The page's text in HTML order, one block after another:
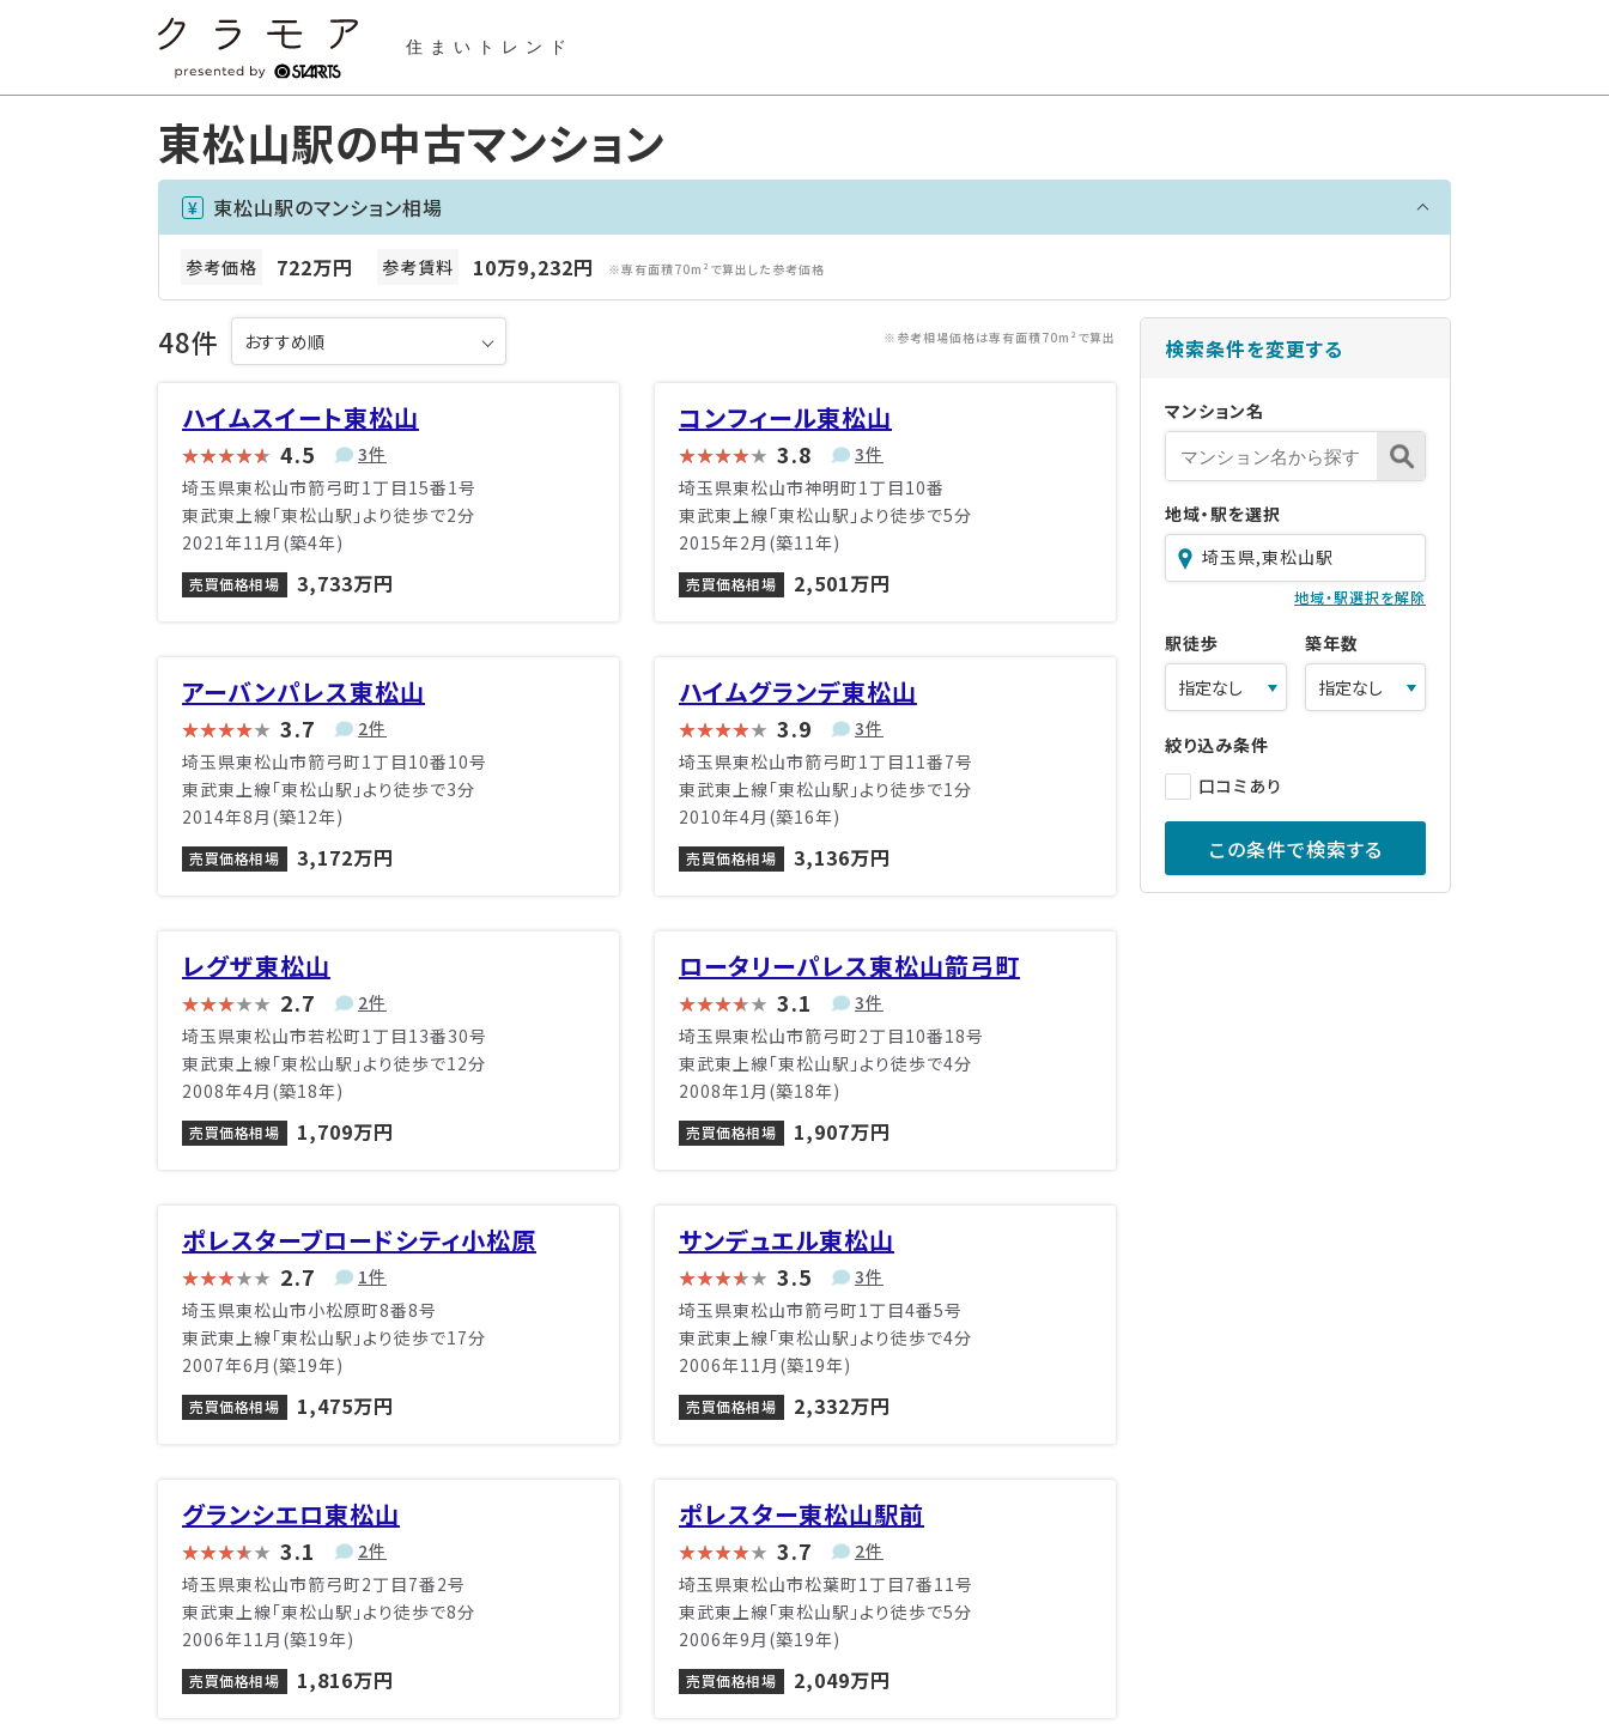
住まいトレンド
東松山駅の中古マンション
東松山駅のマンション相場
参考価格 722万円 参考賃料 10万9,232円 ※専有面積70m²で算出した参考価格
48件 ※参考相場価格は専有面積70m²で算出
ハイムスイート東松山
4.5
3件
埼玉県東松山市箭弓町1丁目15番1号
東武東上線「東松山駅」より徒歩で2分
2021年11月(築4年)
売買価格相場 3,733万円
コンフィール東松山
3.8
3件
埼玉県東松山市神明町1丁目10番
東武東上線「東松山駅」より徒歩で5分
2015年2月(築11年)
売買価格相場 2,501万円
アーバンパレス東松山
3.7
2件
埼玉県東松山市箭弓町1丁目10番10号
東武東上線「東松山駅」より徒歩で3分
2014年8月(築12年)
売買価格相場 3,172万円
ハイムグランデ東松山
3.9
3件
埼玉県東松山市箭弓町1丁目11番7号
東武東上線「東松山駅」より徒歩で1分
2010年4月(築16年)
売買価格相場 3,136万円
レグザ東松山
2.7
2件
埼玉県東松山市若松町1丁目13番30号
東武東上線「東松山駅」より徒歩で12分
2008年4月(築18年)
売買価格相場 1,709万円
ロータリーパレス東松山箭弓町
3.1
3件
埼玉県東松山市箭弓町2丁目10番18号
東武東上線「東松山駅」より徒歩で4分
2008年1月(築18年)
売買価格相場 1,907万円
ポレスターブロードシティ小松原
2.7
1件
埼玉県東松山市小松原町8番8号
東武東上線「東松山駅」より徒歩で17分
2007年6月(築19年)
売買価格相場 1,475万円
サンデュエル東松山
3.5
3件
埼玉県東松山市箭弓町1丁目4番5号
東武東上線「東松山駅」より徒歩で4分
2006年11月(築19年)
売買価格相場 2,332万円
グランシエロ東松山
3.1
2件
埼玉県東松山市箭弓町2丁目7番2号
東武東上線「東松山駅」より徒歩で8分
2006年11月(築19年)
売買価格相場 1,816万円
ポレスター東松山駅前
3.7
2件
埼玉県東松山市松葉町1丁目7番11号
東武東上線「東松山駅」より徒歩で5分
2006年9月(築19年)
売買価格相場 2,049万円
検索条件を変更する
マンション名
地域・駅を選択
埼玉県,東松山駅
地域・駅選択を解除
駅徒歩 築年数
絞り込み条件
口コミあり
この条件で検索する